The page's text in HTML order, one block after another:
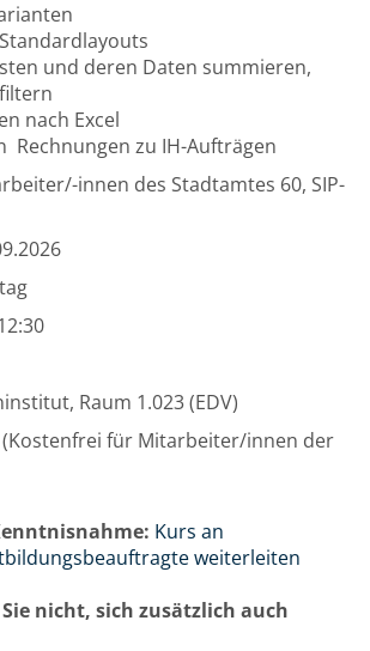
und deren Daten summieren,
nach Excel
Rechnungen zu IH-Aufträgen
innen des Stadtamtes 60, SIP-
Raum 1.023 (EDV)
(Kostenfrei für Mitarbeiter/innen der
Kurs an
weiterleiten
nicht, sich zusätzlich auch